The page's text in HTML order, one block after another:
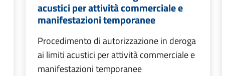
acustici per attività commerciale e
manifestazioni temporanee
Procedimento di autorizzazione in deroga
ai limiti acustici per attività commerciale e
manifestazioni temporanee